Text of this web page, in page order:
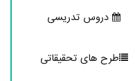
دروس تدریسی
طرح های تحقیقاتی